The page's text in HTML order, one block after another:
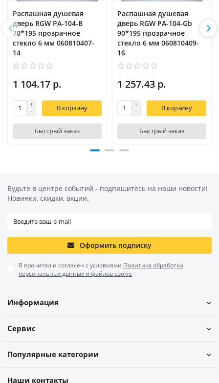
Распашная душевая
дверь RGW PA-104-B
70*195 прозрачное
стекло 6 мм 060810407-
14
1 104.17 р.
В корзину
Быстрый заказ
Распашная душевая
дверь RGW PA-104-Gb
90*195 прозрачное
стекло 6 мм 060810409-
16
1 257.43 р.
В корзину
Быстрый заказ
Будьте в центре событий - подпишитесь на наши новости!
Новинки, скидки, акции.
Оформить подписку
Я прочитал и согласен с условиями Политика обработки
персональных данных и файлов cookie
Информация
Сервис
Популярные категории
Наши контакты